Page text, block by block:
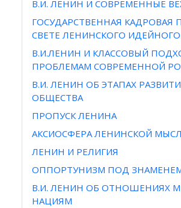
В.И. ЛЕНИН И СОВРЕМЕННЫЕ
ГОСУДАРСТВЕННАЯ КАДРОВАЯ
СВЕТЕ ЛЕНИНСКОГО
В.И.ЛЕНИН И КЛАССОВЫЙ
ПРОБЛЕМАМ СОВРЕМЕННОЙ
В.И. ЛЕНИН ОБ ЭТАПАХ
ОБЩЕСТВА
ПРОПУСК ЛЕНИНА
АКСИОСФЕРА ЛЕНИНСКОЙ
ЛЕНИН И РЕЛИГИЯ
ОППОРТУНИЗМ ПОД
В.И. ЛЕНИН ОБ ОТНОШЕНИЯХ
НАЦИЯМ